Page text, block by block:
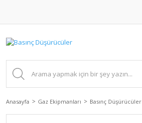
Anasayfa Gaz Ekipmanları Basınç Düşürücüler